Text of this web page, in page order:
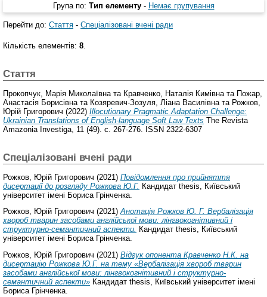
Група по: Тип елементу - Немає групування
Перейти до: Стаття - Спеціалізовані вчені ради
Кількість елементів: 8.
Стаття
Прокопчук, Марія Миколаївна та Кравченко, Наталія Кимівна та Пожар,
Анастасія Борисівна та Козяревич-Зозуля, Ліана Василівна та Рожков,
Юрій Григорович (2022) Illocutionary Pragmatic Adaptation Challenge:
Ukrainian Translations of English-language Soft Law Texts The Revista
Amazonia Investiga, 11 (49). с. 267-276. ISSN 2322-6307
Спеціалізовані вчені ради
Рожков, Юрій Григорович (2021) Повідомлення про прийняття
дисертації до розгляду Рожкова Ю.Г. Кандидат thesis, Київський
університет імені Бориса Грінченка.
Рожков, Юрій Григорович (2021)Анотація Рожков Ю. Г. Вербалізація
хвороб тварин засобами англійської мови: лінгвокогнітивний і
структурно-семантичний аспекти. Кандидат thesis, Київський
університет імені Бориса Грінченка.
Рожков, Юрій Григорович (2021) Відгук опонента Кравченко Н.К. на
дисертацію Рожкова Ю.Г. на тему «Вербалізація хвороб тварин
засобами англійської мови: лінгвокогнітивний і структурно-
семантичний аспекти» Кандидат thesis, Київський університет імені
Бориса Грінченка.